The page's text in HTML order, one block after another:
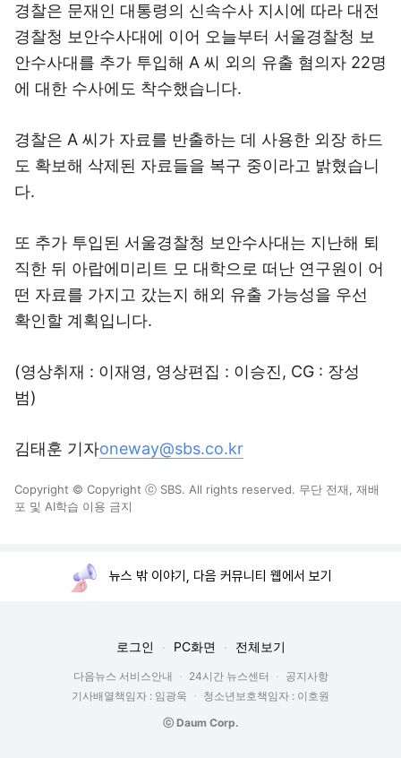
경찰은 문재인 대통령의 신속수사 지시에 따라 대전
경찰청 보안수사대에 이어 오늘부터 서울경찰청 보
안수사대를 추가 투입해 A 씨 외의 유출 혐의자 22명
에 대한 수사에도 착수했습니다.
경찰은 A 씨가 자료를 반출하는 데 사용한 외장 하드
도 확보해 삭제된 자료들을 복구 중이라고 밝혔습니
다.
또 추가 투입된 서울경찰청 보안수사대는 지난해 퇴
직한 뒤 아랍에미리트 모 대학으로 떠난 연구원이 어
떤 자료를 가지고 갔는지 해외 유출 가능성을 우선
확인할 계획입니다.
(영상취재 : 이재영, 영상편집 : 이승진, CG : 장성
범)
김태훈 기자oneway@sbs.co.kr
Copyright © Copyright ⓒ SBS. All rights reserved. 무단 전재, 재배
포 및 AI학습 이용 금지
뉴스 밖 이야기, 다음 커뮤니티 웹에서 보기
로그인 PC화면 전체보기
다음뉴스 서비스안내 24시간 뉴스센터
공지사항
기사배열책임자 : 임광욱
청소년보호책임자 : 이호원
ⓒ Daum Corp.